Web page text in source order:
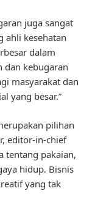
juga sangat
ahli kesehatan
dalam
dan kebugaran
masyarakat dan
yang besar.”
pilihan
editor-in-chief
tentang pakaian,
hidup. Bisnis
yang tak